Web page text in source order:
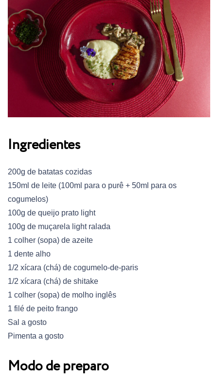
Ingredientes
200g de batatas cozidas
150ml de leite (100ml para o purê + 50ml para os
cogumelos)
100g de queijo prato light
100g de muçarela light ralada
1 colher (sopa) de azeite
1 dente alho
1/2 xícara (chá) de cogumelo-de-paris
1/2 xícara (chá) de shitake
1 colher (sopa) de molho inglês
1 filé de peito frango
Sal a gosto
Pimenta a gosto
Modo de preparo